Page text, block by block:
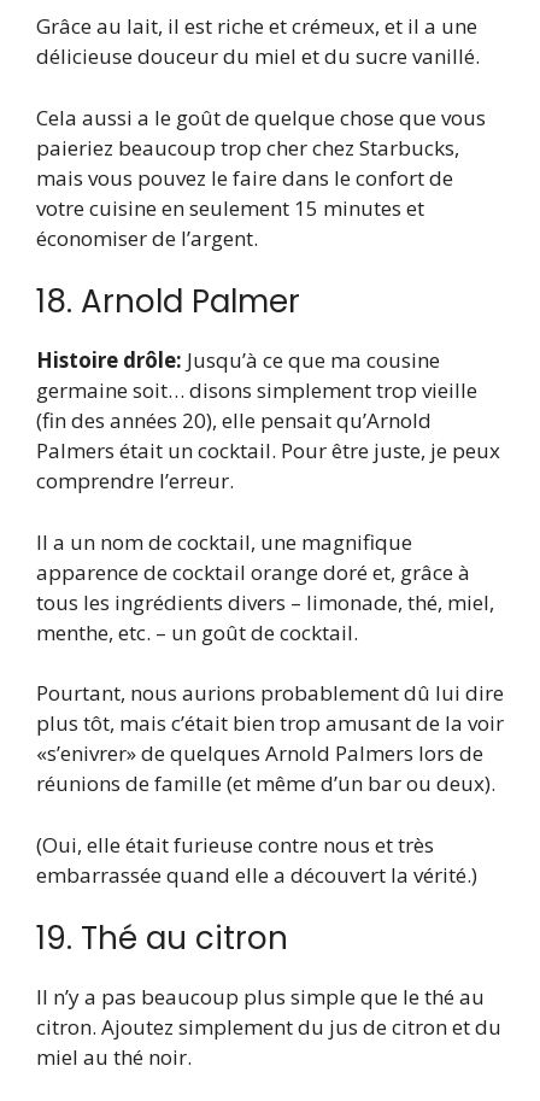
Grâce au lait, il est riche et crémeux, et il a une
délicieuse douceur du miel et du sucre vanillé.
Cela aussi a le goût de quelque chose que vous
paieriez beaucoup trop cher chez Starbucks,
mais vous pouvez le faire dans le confort de
votre cuisine en seulement 15 minutes et
économiser de l’argent.
18. Arnold Palmer
Histoire drôle: Jusqu’à ce que ma cousine
germaine soit… disons simplement trop vieille
(fin des années 20), elle pensait qu’Arnold
Palmers était un cocktail. Pour être juste, je peux
comprendre l’erreur.
Il a un nom de cocktail, une magnifique
apparence de cocktail orange doré et, grâce à
tous les ingrédients divers – limonade, thé, miel,
menthe, etc. – un goût de cocktail.
Pourtant, nous aurions probablement dû lui dire
plus tôt, mais c’était bien trop amusant de la voir
«s’enivrer» de quelques Arnold Palmers lors de
réunions de famille (et même d’un bar ou deux).
(Oui, elle était furieuse contre nous et très
embarrassée quand elle a découvert la vérité.)
19. Thé au citron
Il n’y a pas beaucoup plus simple que le thé au
citron. Ajoutez simplement du jus de citron et du
miel au thé noir.